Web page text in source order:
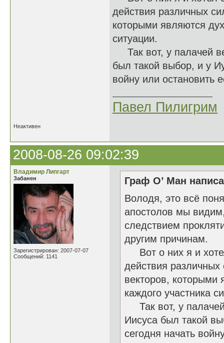
действия различных
которыми являются
ситуации.
Так вот, у палачей
был такой выбор, и у
войну или остановить
Павел Пилигрим
Неактивен
2008-08-26 09:02:39
Владимир Липгарт
Забанен
Зарегистрирован: 2007-07-07
Сообщений: 1141
Граф О’ Ман
Володя, это всё
апостолов мы
следствием
другим причинам.
Вот о них я и
действия
векторов, которыми
каждого участника
Так вот, у
Иисуса был такой
сегодня начать